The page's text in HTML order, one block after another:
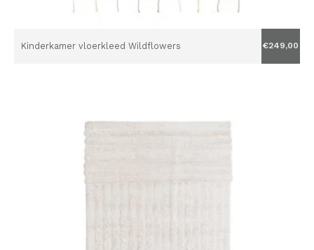
Kinderkamer vloerkleed Wildflowers €249,00